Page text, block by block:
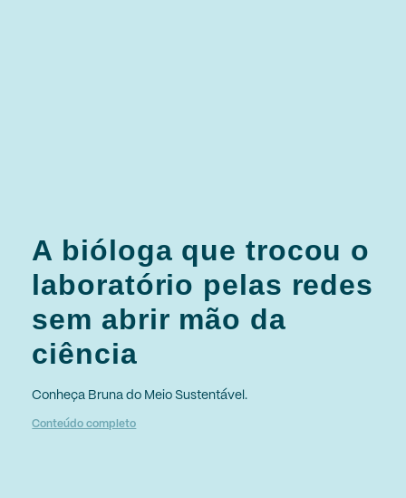
A bióloga que trocou o
laboratório pelas redes
sem abrir mão da
ciência
Conheça Bruna do Meio Sustentável.
Conteúdo completo